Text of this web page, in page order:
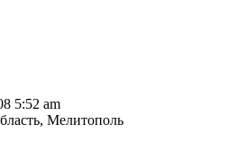
5:52 am
Мелитополь